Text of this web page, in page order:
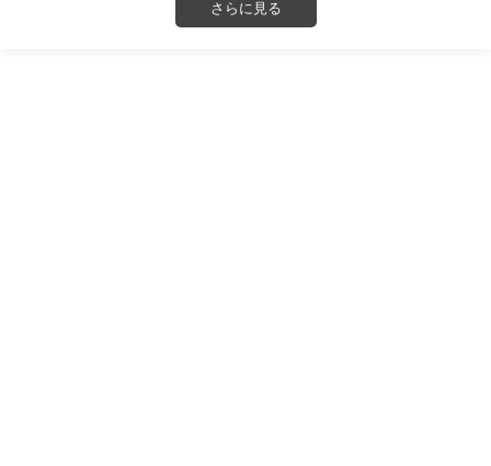
さらに見る